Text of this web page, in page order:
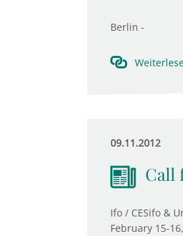
Berlin -
09.11.2012
Call
Ifo / CESifo &
February 15-